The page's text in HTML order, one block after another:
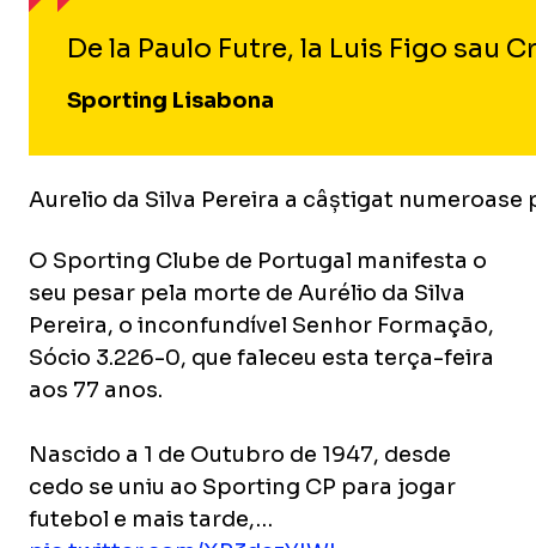
De la Paulo Futre, la Luis Figo
Sporting Lisabona
Aurelio da Silva Pereira a câștigat
O Sporting Clube de Portugal manifesta o
seu pesar pela morte de Aurélio da Silva
Pereira, o inconfundível Senhor Formação,
Sócio 3.226-0, que faleceu esta terça-feira
aos 77 anos.
Nascido a 1 de Outubro de 1947, desde
cedo se uniu ao Sporting CP para jogar
futebol e mais tarde,…